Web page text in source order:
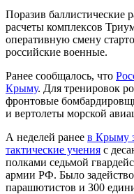
Поразив баллистические
расчеты комплексов
оперативную смену
российские военные.
Ранее сообщалось, что
Крыму. Для тренировок
фронтовые
и вертолеты морской
А неделей ранее в Крыму
тактические учения с
полками седьмой
армии РФ. Было
парашютистов и 300